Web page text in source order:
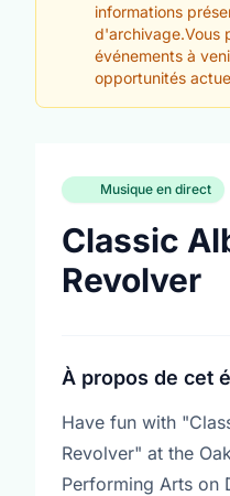
informations
d'archivage.Vous
événements à
opportunités
Musique en direct
Classic
Revolver
À propos de cet
Have fun with
Revolver" at the
Performing Arts on